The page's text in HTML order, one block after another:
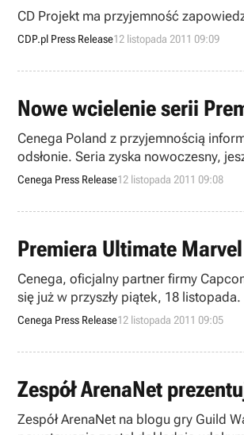
CD Projekt ma przyjemność
CDP.pl Press Release12 listopada 2011 09:09
Nowe wcielenie serii
Cenega Poland z przyjemnością
odsłonie. Seria zyska nowoczesny,
Cenega Press Release12 listopada 2011 09:08
Premiera Ultimate
Cenega, oficjalny partner firmy
się już w przyszły piątek, 18 listopada.
Cenega Press Release12 listopada 2011 09:05
Zespół ArenaNet
Zespół ArenaNet na blogu gry Guild